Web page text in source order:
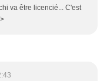
va être licencié... C'est